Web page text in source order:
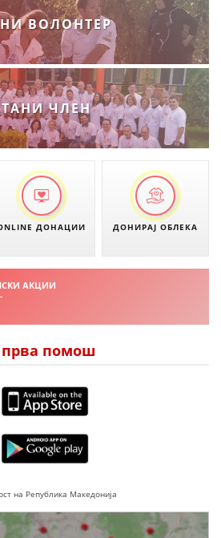
ВОЛОНТЕР
ЧЛЕН
ДОНАЦИИ ДОНИРАЈ ОБЛЕКА
АКЦИИ
прва помош
на Република Македонија